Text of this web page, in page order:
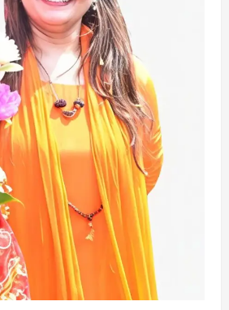
की धोखाधड़ी का आरोप
August 7, 2026